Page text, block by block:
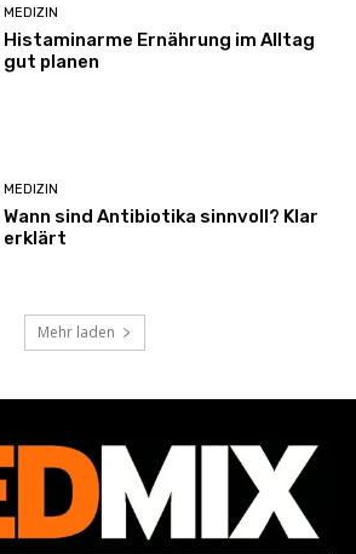
MEDIZIN
Histaminarme Ernährung im Alltag
gut planen
MEDIZIN
Wann sind Antibiotika sinnvoll? Klar
erklärt
Mehr laden